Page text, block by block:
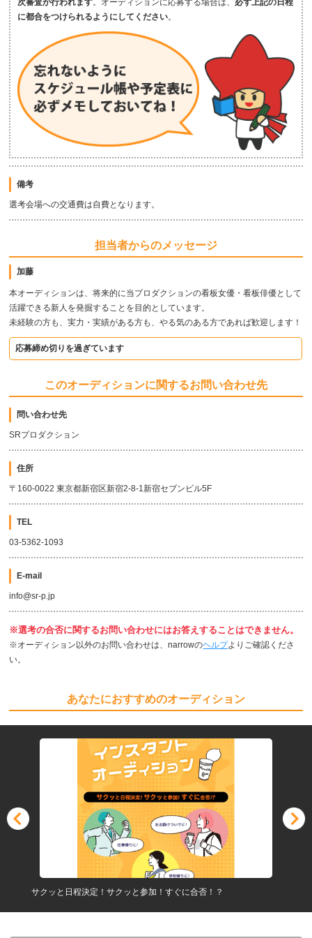
次審査が行われます。オーディションに応募する場合は、 必ず上記の日程
に都合をつけられるようにしてください。
備考
選考会場への交通費は自費となります。
担当者からのメッセージ
加藤
本オーディションは、将来的に当プロダクションの看板女優・看板俳優として
活躍できる新人を発掘することを目的としています。
未経験の方も、実力・実績がある方も、やる気のある方であれば歓迎します！
応募締め切りを過ぎています
このオーディションに関するお問い合わせ先
問い合わせ先
SRプロダクション
住所
〒160-0022 東京都新宿区新宿2-8-1新宿セブンビル5F
TEL
03-5362-1093
E-mail
info@sr-p.jp
※選考の合否に関するお問い合わせにはお答えすることはできません。
※オーディション以外のお問い合わせは、narrowのヘルプよりご確認くださ
い。
あなたにおすすめのオーディション
サクッと日程決定！サクッと参加！すぐに合否！？